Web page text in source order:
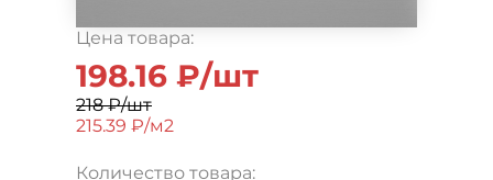
Цена товара:
198.16 ₽/шт
218 ₽/шт
215.39 ₽/м2
Количество товара: